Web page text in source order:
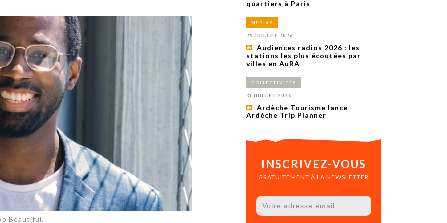
rejoint Sainte-Foy-
lès-Lyon
la déconnexion, en digital et au cinéma.
Alexandra Thizy, sa responsable
marketing et communication, revient sur
M’ABONNER À OURSCOM PENDANT
1 AN
Beautiful.
quartiers à Paris
MÉDIAS
29 JUILLET 2026
Audiences radios 2026 : les
stations les plus écoutées par
villes en AuRA
COLLECTIVITÉS
31 JUILLET 2026
Ardèche Tourisme lance
Ardèche Trip Planner
INSCRIVEZ-VOUS
GRATUITEMENT À LA NEWSLETTER